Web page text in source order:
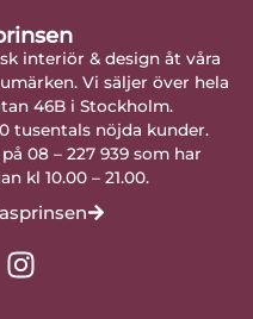
interiör & design åt våra
Vi säljer över hela
46B i Stockholm.
tusentals nöjda kunder.
08 – 227 939 som har
kl 10.00 – 21.00.
I
n